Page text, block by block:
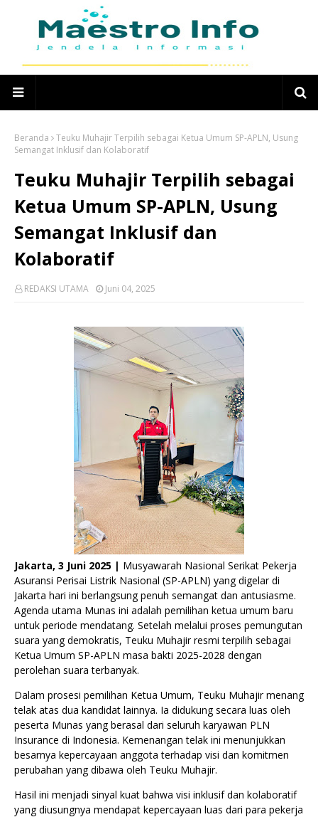
Beranda
Teuku Muhajir Terpilih sebagai Ketua Umum SP-APLN, Usung
Semangat Inklusif dan Kolaboratif
Teuku Muhajir Terpilih sebagai
Ketua Umum SP-APLN, Usung
Semangat Inklusif dan
Kolaboratif
REDAKSI UTAMA Juni 04, 2025
Jakarta, 3 Juni 2025 | Musyawarah Nasional Serikat Pekerja
Asuransi Perisai Listrik Nasional (SP-APLN) yang digelar di
Jakarta hari ini berlangsung penuh semangat dan antusiasme.
Agenda utama Munas ini adalah pemilihan ketua umum baru
untuk periode mendatang. Setelah melalui proses pemungutan
suara yang demokratis, Teuku Muhajir resmi terpilih sebagai
Ketua Umum SP-APLN masa bakti 2025-2028 dengan
perolehan suara terbanyak.
Dalam prosesi pemilihan Ketua Umum, Teuku Muhajir menang
telak atas dua kandidat lainnya. Ia didukung secara luas oleh
peserta Munas yang berasal dari seluruh karyawan PLN
Insurance di Indonesia. Kemenangan telak ini menunjukkan
besarnya kepercayaan anggota terhadap visi dan komitmen
perubahan yang dibawa oleh Teuku Muhajir.
Hasil ini menjadi sinyal kuat bahwa visi inklusif dan kolaboratif
yang diusungnya mendapat kepercayaan luas dari para pekerja